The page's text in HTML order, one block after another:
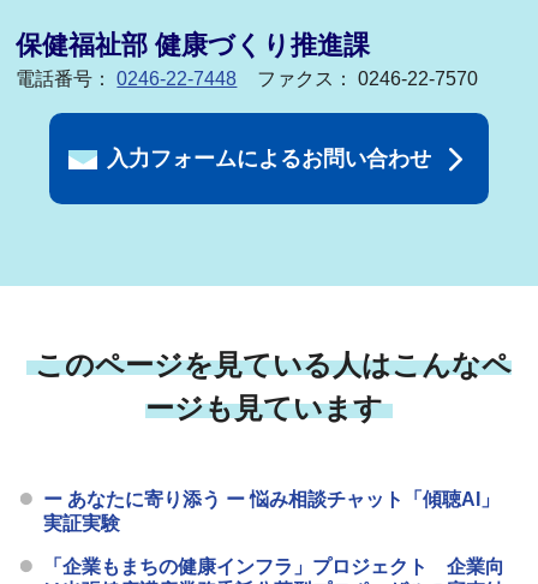
保健福祉部 健康づくり推進課
電話番号：0246-22-7448 ファクス： 0246-22-7570
入力フォームによるお問い合わせ
このページを見ている人はこんなペ
ージも見ています
ー あなたに寄り添う ー 悩み相談チャット「傾聴AI」
実証実験
「企業もまちの健康インフラ」プロジェクト 企業向